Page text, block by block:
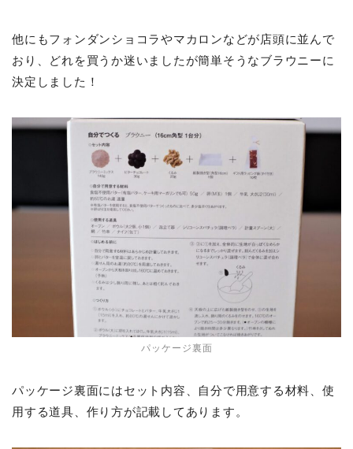
他にもフォンダンショコラやマカロンなどが店頭に並んで
おり、どれを買うか迷いましたが簡単そうなブラウニーに
決定しました！
パッケージ裏面
パッケージ裏面にはセット内容、自分で用意する材料、使
用する道具、作り方が記載してあります。